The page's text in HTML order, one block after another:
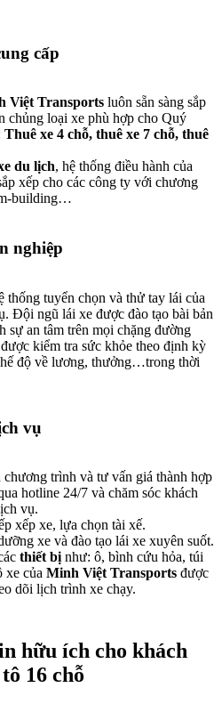
cấp
Việt Transports luôn sẵn sàng sắp
chủng loại xe phù hợp cho Quý
Thuê xe 4 chỗ, thuê xe 7 chỗ, thuê
du lịch, hệ thống điều hành của
xếp cho các công ty với chương
building…
nghiệp
thống tuyển chọn và thử tay lái của
Đội ngũ lái xe được đào tạo bài bản
sự an tâm trên mọi chặng đường
kiểm tra sức khỏe theo định kỳ
độ về lương, thưởng…trong thời
vụ
trình và tư vấn giá thành hợp
hotline 24/7 và chăm sóc khách
vụ.
xếp xe, lựa chọn tài xế.
xe và đào tạo lái xe xuyên suốt.
thiết bị như: ô, bình cứu hỏa, túi
của Minh Việt Transports được
dõi lịch trình xe chạy.
hữu ích cho khách
16 chỗ